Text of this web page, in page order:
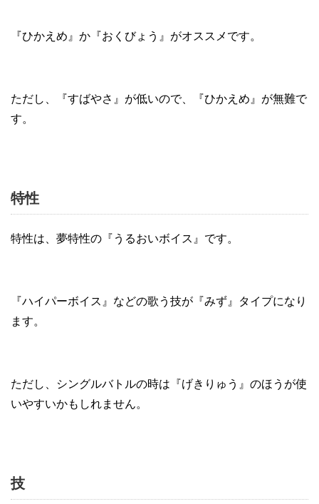
『ひかえめ』か『おくびょう』がオススメです。
ただし、『すばやさ』が低いので、『ひかえめ』が無難で
す。
特性
特性は、夢特性の『うるおいボイス』です。
『ハイパーボイス』などの歌う技が『みず』タイプになり
ます。
ただし、シングルバトルの時は『げきりゅう』のほうが使
いやすいかもしれません。
技